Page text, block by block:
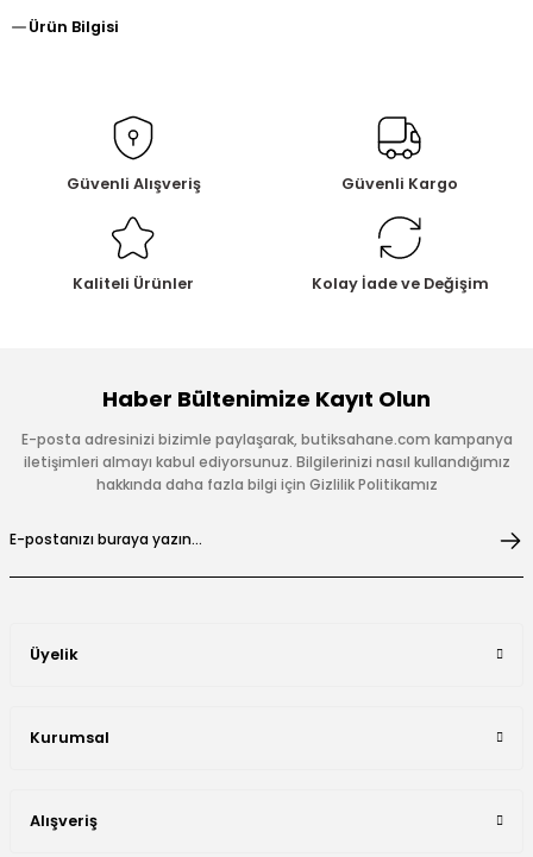
Ürün Bilgisi
Güvenli Alışveriş Güvenli Kargo
Kaliteli Ürünler Kolay İade ve Değişim
Haber Bültenimize Kayıt Olun
E-posta adresinizi bizimle paylaşarak, butiksahane.com kampanya
iletişimleri almayı kabul ediyorsunuz. Bilgilerinizi nasıl kullandığımız
hakkında daha fazla bilgi için Gizlilik Politikamız
Üyelik
Kurumsal
Alışveriş